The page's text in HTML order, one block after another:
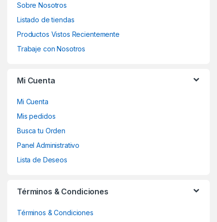
Sobre Nosotros
Listado de tiendas
Productos Vistos Recientemente
Trabaje con Nosotros
Mi Cuenta
Mi Cuenta
Mis pedidos
Busca tu Orden
Panel Administrativo
Lista de Deseos
Términos & Condiciones
Términos & Condiciones